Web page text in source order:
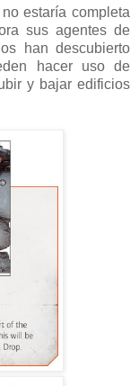
estaría completa
sus agentes de
han descubierto
hacer uso de
y bajar edificios